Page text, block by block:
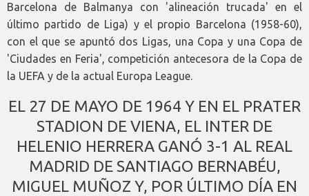
Barcelona de Balmanya con 'alineación trucada' en el
último partido de Liga) y el propio Barcelona (1958-60),
con el que se apuntó dos Ligas, una Copa y una Copa de
'Ciudades en Feria', competición antecesora de la Copa de
la UEFA y de la actual Europa League.
EL 27 DE MAYO DE 1964 Y EN EL PRATER
STADION DE VIENA, EL INTER DE
HELENIO HERRERA GANÓ 3-1 AL REAL
MADRID DE SANTIAGO BERNABÉU,
MIGUEL MUÑOZ Y, POR ÚLTIMO DÍA EN